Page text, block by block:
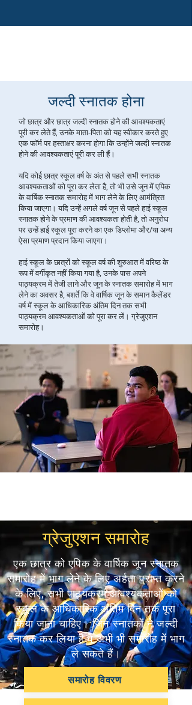
जल्दी स्नातक होना
जो छात्र और छात्र जल्दी स्नातक होने की आवश्यकताएं
पूरी कर लेते हैं, उनके माता-पिता को यह स्वीकार करते हुए
एक फॉर्म पर हस्ताक्षर करना होगा कि उन्होंने जल्दी स्नातक
होने की आवश्यकताएं पूरी कर ली हैं।
यदि कोई छात्र स्कूल वर्ष के अंत से पहले सभी स्नातक
आवश्यकताओं को पूरा कर लेता है, तो भी उसे जून में एपिक
के वार्षिक स्नातक समारोह में भाग लेने के लिए आमंत्रित
किया जाएगा। यदि उन्हें अगले वर्ष जून से पहले हाई स्कूल
स्नातक होने के प्रमाण की आवश्यकता होती है, तो अनुरोध
पर उन्हें हाई स्कूल पूरा करने का एक डिप्लोमा और/या अन्य
ऐसा प्रमाण प्रदान किया जाएगा।
हाई स्कूल के छात्रों को स्कूल वर्ष की शुरुआत में वरिष्ठ के
रूप में वर्गीकृत नहीं किया गया है, उनके पास अपने
पाठ्यक्रम में तेजी लाने और जून के स्नातक समारोह में भाग
लेने का अवसर है, बशर्ते कि वे वार्षिक जून के समान कैलेंडर
वर्ष में स्कूल के आधिकारिक अंतिम दिन तक सभी
पाठ्यक्रम आवश्यकताओं को पूरा कर लें। ग्रेजुएशन
समारोह।
ग्रेजुएशन समारोह
एक छात्र को एपिक के वार्षिक जून स्नातक
समारोह में भाग लेने के लिए अर्हता प्राप्त करने
के लिए, सभी पाठ्यक्रम आवश्यकताओं को
स्कूल के आधिकारिक अंतिम दिन तक पूरा
किया जाना चाहिए। जिन स्नातकों ने जल्दी
स्नातक कर लिया है वे अभी भी समारोह में भाग
ले सकते हैं।
समारोह विवरण